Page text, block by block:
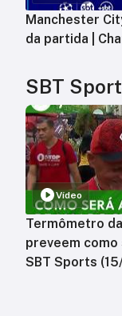
Manchester
da partida |
SBT
Vídeo
Termômetro
preveem como
SBT Sports